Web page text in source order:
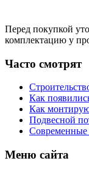
Перед покупкой
комплектацию у
Часто смотрят
Как
Как
Подвесной
Современные
Меню сайта